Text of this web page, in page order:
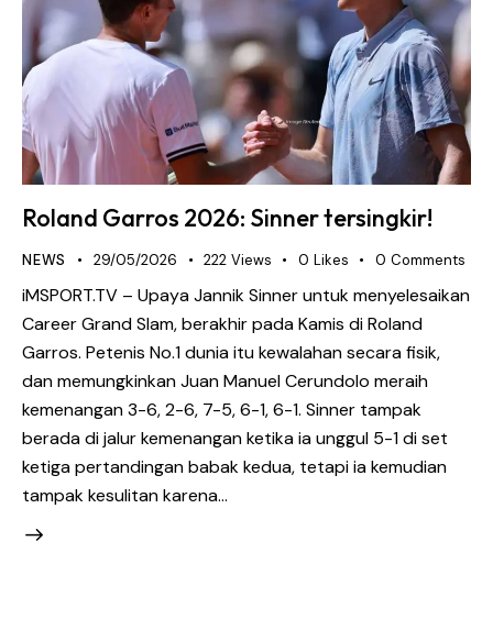
Roland Garros 2026: Sinner tersingkir!
NEWS 29/05/2026 222 Views 0 Likes 0 Comments
iMSPORT.TV – Upaya Jannik Sinner untuk menyelesaikan
Career Grand Slam, berakhir pada Kamis di Roland
Garros. Petenis No.1 dunia itu kewalahan secara fisik,
dan memungkinkan Juan Manuel Cerundolo meraih
kemenangan 3-6, 2-6, 7-5, 6-1, 6-1. Sinner tampak
berada di jalur kemenangan ketika ia unggul 5-1 di set
ketiga pertandingan babak kedua, tetapi ia kemudian
tampak kesulitan karena…